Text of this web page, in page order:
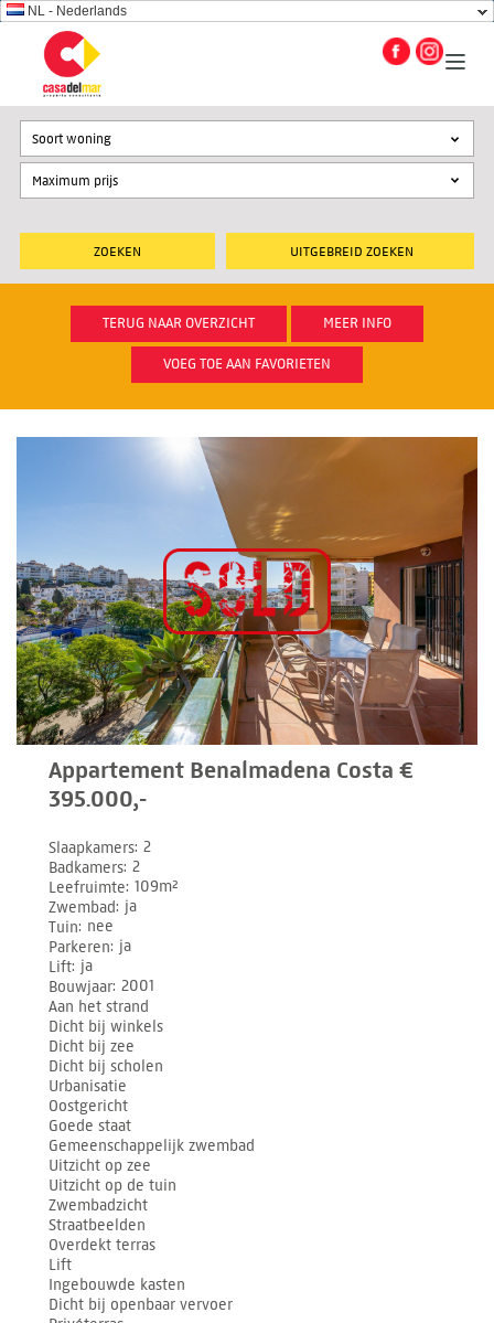
NL - Nederlands
UITGEBREID ZOEKEN
Soort woning
TERUG NAAR OVERZICHT MEER INFO
VOEG TOE AAN FAVORIETEN
Appartement Benalmadena Costa €
395.000,-
Slaapkamers 2
Badkamers 2
Leefruimte 109m²
Zwembad ja
Tuin nee
Parkeren ja
Lift ja
Bouwjaar 2001
Aan het strand
Dicht bij winkels
Dicht bij zee
Dicht bij scholen
Urbanisatie
Oostgericht
Goede staat
Gemeenschappelijk zwembad
Uitzicht op zee
Uitzicht op de tuin
Zwembadzicht
Straatbeelden
Overdekt terras
Lift
Ingebouwde kasten
Dicht bij openbaar vervoer